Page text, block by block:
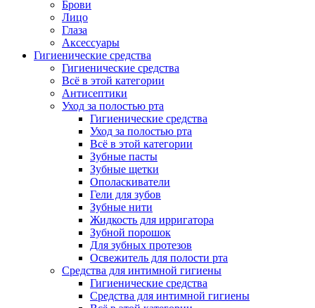
Брови
Лицо
Глаза
Аксессуары
Гигиенические средства
Гигиенические средства
Всё в этой категории
Антисептики
Уход за полостью рта
Гигиенические средства
Уход за полостью рта
Всё в этой категории
Зубные пасты
Зубные щетки
Ополаскиватели
Гели для зубов
Зубные нити
Жидкость для ирригатора
Зубной порошок
Для зубных протезов
Освежитель для полости рта
Средства для интимной гигиены
Гигиенические средства
Средства для интимной гигиены